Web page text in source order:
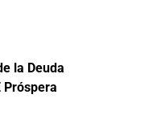
la Deuda
Próspera